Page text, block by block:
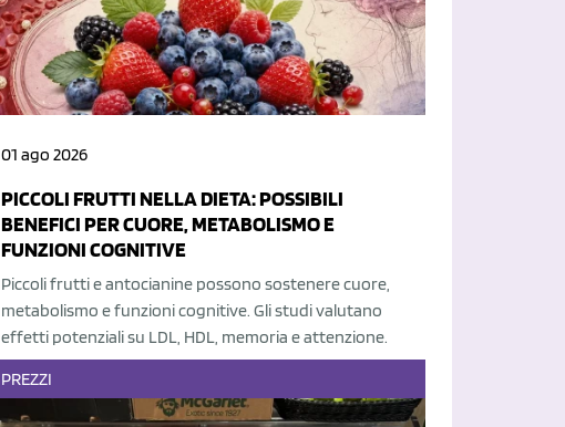
01 ago 2026
PICCOLI FRUTTI NELLA DIETA: POSSIBILI
BENEFICI PER CUORE, METABOLISMO E
FUNZIONI COGNITIVE
Piccoli frutti e antocianine possono sostenere cuore,
metabolismo e funzioni cognitive. Gli studi valutano
effetti potenziali su LDL, HDL, memoria e attenzione.
PREZZI